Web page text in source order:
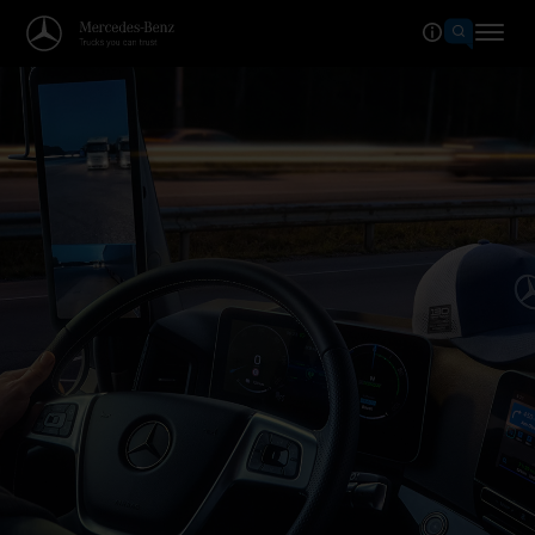
Bine ați venit în lumea